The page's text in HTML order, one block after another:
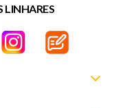
LINHARES